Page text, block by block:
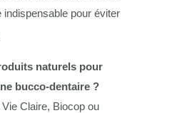
indispensable pour éviter
naturels pour
bucco-dentaire ?
Claire, Biocop ou